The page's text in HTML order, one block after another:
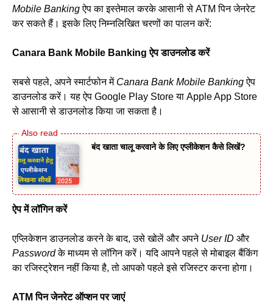
Mobile Bankingऐप का इस्तेमाल करके आसानी से ATM पिन जेनरेट
कर सकते हैं। इसके लिए निम्नलिखित चरणों का पालन करें:
Canara Bank Mobile Banking ऐप डाउनलोड करें
सबसे पहले, अपने स्मार्टफोन में Canara Bank Mobile Bankingऐप
डाउनलोड करें। यह ऐप Google Play Store या Apple App Store
से आसानी से डाउनलोड किया जा सकता है।
बंद खाता चालू करवाने के लिए एप्लीकेशन कैसे लिखें?
ऐप में लॉगिन करें
एप्लिकेशन डाउनलोड करने के बाद, उसे खोलें और अपने User ID और
Passwordके माध्यम से लॉगिन करें। यदि आपने पहले से मोबाइल बैंकिंग
का रजिस्ट्रेशन नहीं किया है, तो आपको पहले इसे रजिस्टर करना होगा।
ATM पिन जेनरेट ऑप्शन पर जाएं